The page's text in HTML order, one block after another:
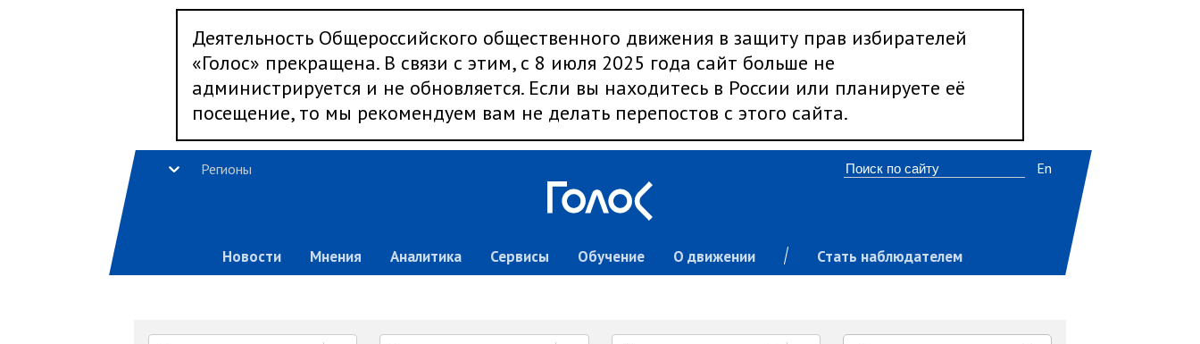
Деятельность Общероссийского общественного движения в защиту прав избирателей
«Голос» прекращена. В связи с этим, с 8 июля 2025 года сайт больше не
администрируется и не обновляется. Если вы находитесь в России или планируете её
посещение, то мы рекомендуем вам не делать перепостов с этого сайта.
Регионы
Новости Мнения Аналитика Сервисы Обучение О движении Стать наблюдателем
En